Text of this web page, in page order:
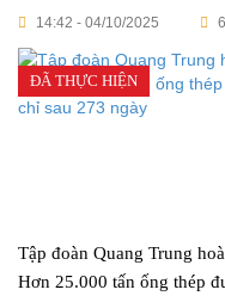
14:42 - 04/10/2025
ĐÃ THỰC HIỆN
Tập đoàn Quang Trung
Hơn 25.000 tấn ống thép